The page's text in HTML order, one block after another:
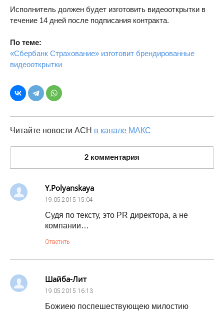
Исполнитель должен будет изготовить видеооткрытки в
течение 14 дней после подписания контракта.
По теме:
«Сбербанк Страхование» изготовит брендированные
видеооткрытки
Читайте новости АСН в канале МАКС
2 комментария
Y.Polyanskaya
19.05.2015 15:04
Судя по тексту, это PR директора, а не
компании…
Ответить
Шайба-Лит
19.05.2015 16:13
Божиею поспешествующею милостию